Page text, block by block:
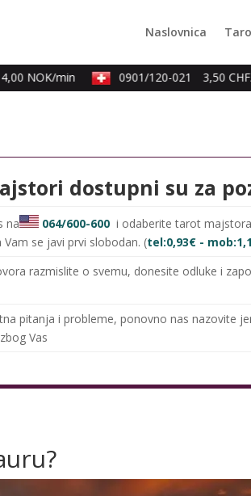
Naslovnica
NOK/min 0901/120-021 3,50 CHF/
dostupni su za
na 064/600-600 i odaberite tarot
Vam se javi prvi slobodan. (tel:0,93€ -
razmislite o svemu, donesite odluke i
pitanja i probleme, ponovno nas nazovite
Vas